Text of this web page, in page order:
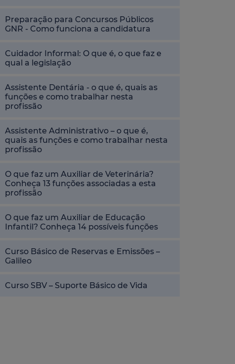
Preparação para Concursos Públicos
GNR - Como funciona a candidatura
Cuidador Informal: O que é, o que faz e
qual a legislação
Assistente Dentária - o que é, quais as
funções e como trabalhar nesta
profissão
Assistente Administrativo – o que é,
quais as funções e como trabalhar nesta
profissão
O que faz um Auxiliar de Veterinária?
Conheça 13 funções associadas a esta
profissão
O que faz um Auxiliar de Educação
Infantil? Conheça 14 possíveis funções
Curso Básico de Reservas e Emissões –
Galileo
Curso SBV – Suporte Básico de Vida